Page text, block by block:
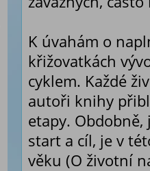
K úvahám o
křižovatkách
cyklem. Každé
autoři knihy
etapy.
start a cíl, je v
věku (O životní